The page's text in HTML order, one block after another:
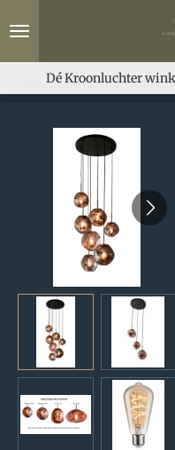
direct
hoofdinhoud
Dé Kroonluchter